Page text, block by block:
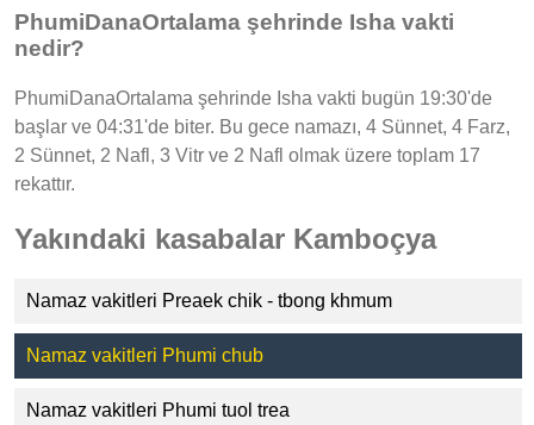
PhumiDanaOrtalama şehrinde Isha vakti
nedir?
PhumiDanaOrtalama şehrinde Isha vakti bugün 19:30'de
başlar ve 04:31'de biter. Bu gece namazı, 4 Sünnet, 4 Farz,
2 Sünnet, 2 Nafl, 3 Vitr ve 2 Nafl olmak üzere toplam 17
rekattır.
Yakındaki kasabalar Kamboçya
Namaz vakitleri Preaek chik - tbong khmum
Namaz vakitleri Phumi chub
Namaz vakitleri Phumi tuol trea